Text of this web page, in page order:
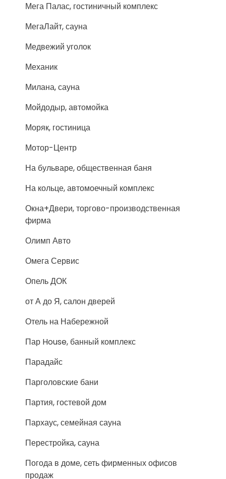
Мега Палас, гостиничный комплекс
МегаЛайт, сауна
Медвежий уголок
Механик
Милана, сауна
Мойдодыр, автомойка
Моряк, гостиница
Мотор-Центр
На бульваре, общественная баня
На кольце, автомоечный комплекс
Окна+Двери, торгово-производственная
фирма
Олимп Авто
Омега Сервис
Опель ДОК
от А до Я, салон дверей
Отель на Набережной
Пар House, банный комплекс
Парадайс
Парголовские бани
Партия, гостевой дом
Пархаус, семейная сауна
Перестройка, сауна
Погода в доме, сеть фирменных офисов
продаж